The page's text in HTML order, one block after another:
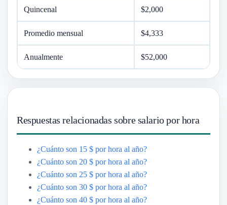
Quincenal $2,000
Promedio mensual $4,333
Anualmente $52,000
Respuestas relacionadas sobre salario por hora
¿Cuánto son 15 $ por hora al año?
¿Cuánto son 20 $ por hora al año?
¿Cuánto son 25 $ por hora al año?
¿Cuánto son 30 $ por hora al año?
¿Cuánto son 40 $ por hora al año?